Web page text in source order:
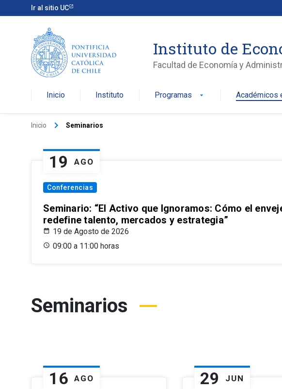
Ir al sitio UC
Instituto de
Facultad de Economía y
Inicio Instituto Programas arrow_drop_down Académicos
Inicio keyboard_arrow_right Seminarios
19 AGO
Conferencias
Seminario: “El Activo que Ignoramos: Cómo el
redefine talento, mercados y estrategia”
19 de Agosto de 2026
09:00 a 11:00 horas
Seminarios
16 AGO 29 JUN